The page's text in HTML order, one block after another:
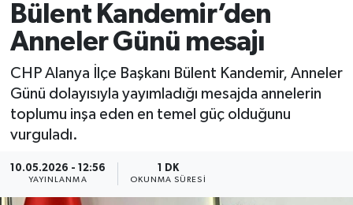
Bülent Kandemir’den
Anneler Günü mesajı
CHP Alanya İlçe Başkanı Bülent Kandemir, Anneler
Günü dolayısıyla yayımladığı mesajda annelerin
toplumu inşa eden en temel güç olduğunu
vurguladı.
10.05.2026 - 12:56
YAYINLANMA
1 DK
OKUNMA SÜRESI
Spor
Ekonomi
Gazipaşa
Tüm Manşetler
Haber Arşivi